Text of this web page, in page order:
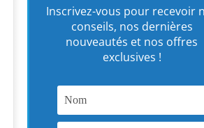
Inscrivez-vous pour recevoir
conseils, nos dernières
nouveautés et nos offres
exclusives !